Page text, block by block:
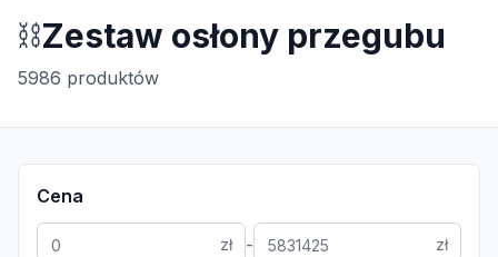
⛓️Zestaw osłony przegubu
5986 produktów
Cena
zł - zł